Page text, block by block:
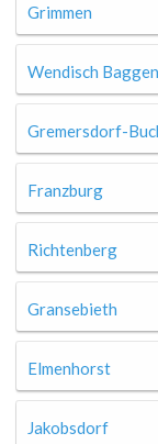
Grimmen
Wendisch
Gremersdorf-
Franzburg
Richtenberg
Gransebieth
Elmenhorst
Jakobsdorf